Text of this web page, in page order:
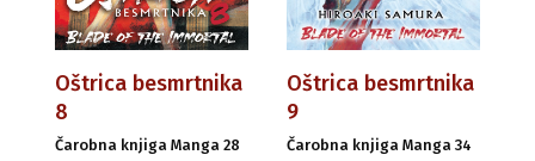
Oštrica besmrtnika
8
Čarobna knjiga Manga 28
Oštrica besmrtnika
9
Čarobna knjiga Manga 34